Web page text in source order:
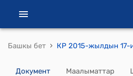
Башкы бет ›
Документ Маалыматтар